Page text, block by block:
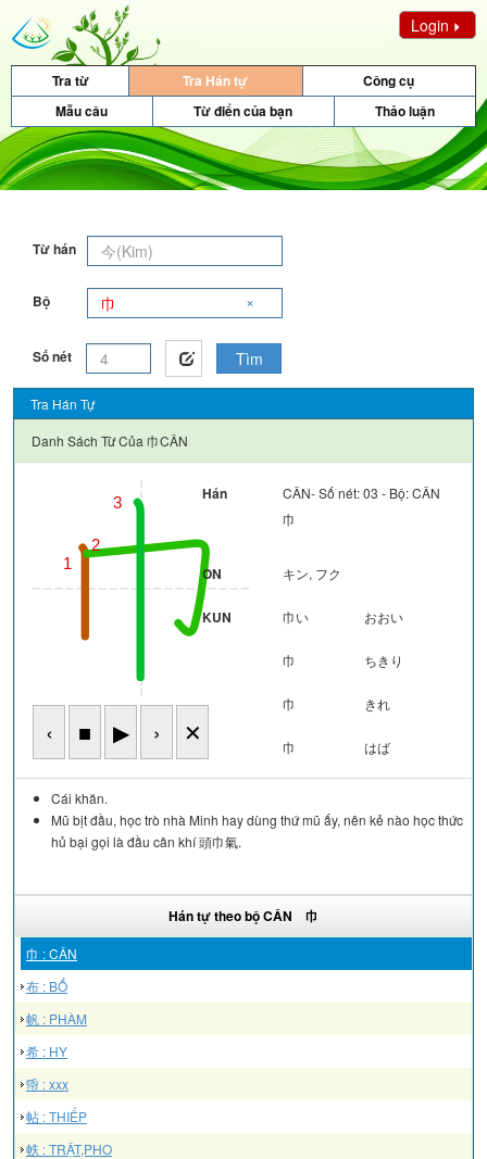
Login
Tra từ Tra Hán tự
Công cụ
Mẫu câu
Từ điển của bạn Thảo luận
Từ hán
Bộ ×
Số nét Tìm
Tra Hán Tự
Danh Sách Từ Của 巾CÂN
1
2
3
‹ ■ ▶ › ✕
Hán
CÂN- Số nét: 03 - Bộ: CÂN
巾
ON キン, フク
KUN 巾い おおい
巾 ちきり
巾 きれ
巾 はば
Cái khăn.
Mũ bịt đầu, học trò nhà Minh hay dùng thứ mũ ấy, nên kẻ nào học thức
hủ bại gọi là đầu cân khí 頭巾氣.
Hán tự theo bộ CÂN 巾
巾 : CÂN
布 : BỐ
帆 : PHÀM
希 : HY
帋 : xxx
帖 : THIẾP
帙 : TRẬT,PHO